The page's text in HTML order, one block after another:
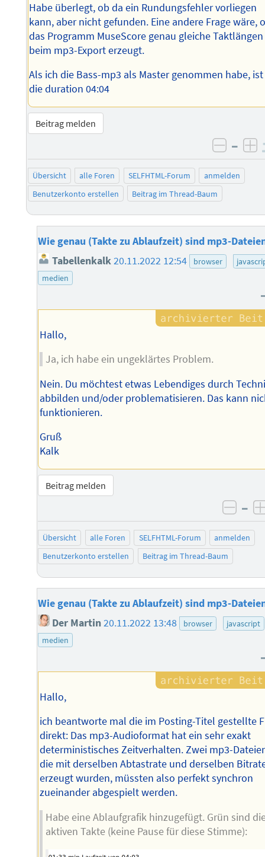
Habe überlegt, ob da ein Rundungsfehler vorliegen
kann, aber nicht gefunden. Eine andere Frage wäre,
das Programm MuseScore genau gleiche Taktlängen
beim mp3-Export erzeugt.
Als ich die Bass-mp3 als Master genommen habe, ist
die duration 04:04
Beitrag melden
–
Übersicht alle Foren SELFHTML-Forum
anmelden
Benutzerkonto erstellen
Beitrag im Thread-Baum
Wie genau (Takte zu Ablaufzeit) sind mp3-
Tabellenkalk20.11.2022 12:54 browser
medien
Hallo,
Ja, ich habe ein ungeklärtes Problem.
Nein. Du möchtest etwas Lebendiges durch
abbilden und/oder problematisieren. Das kann
funktionieren.
Gruß
Kalk
Beitrag melden
–
Übersicht alle Foren SELFHTML-Forum
anmelden
Benutzerkonto erstellen
Beitrag im Thread-Baum
Wie genau (Takte zu Ablaufzeit) sind mp3-
Der Martin20.11.2022 13:48 browser
javascript
medien
Hallo,
ich beantworte mal die im Posting-Titel gestellte
direkt: Das mp3-Audioformat hat ein sehr exakt
deterministisches Zeitverhalten. Zwei mp3-
die mit derselben Abtastrate und derselben
erzeugt wurden, müssten also perfekt synchron
zueinander abgespielt werden.
Habe eine Ablaufgrafik hinzugefügt. Grün sind
aktiven Takte (keine Pause für diese Stimme):